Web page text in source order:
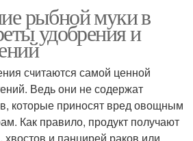
рыбной муки в
удобрения и
считаются самой ценной
Ведь они не содержат
которые приносят вред овощным
Как правило, продукт получают
хвостов и панцирей раков или